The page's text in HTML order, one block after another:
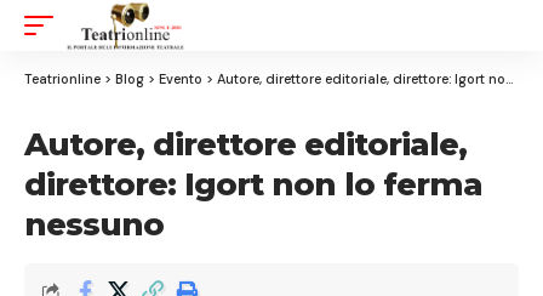
Resizer
Teatrionline > Blog > Evento > Autore, direttore editoriale, direttore: Igort non lo ferma nessuno
Autore, direttore editoriale,
direttore: Igort non lo ferma
nessuno